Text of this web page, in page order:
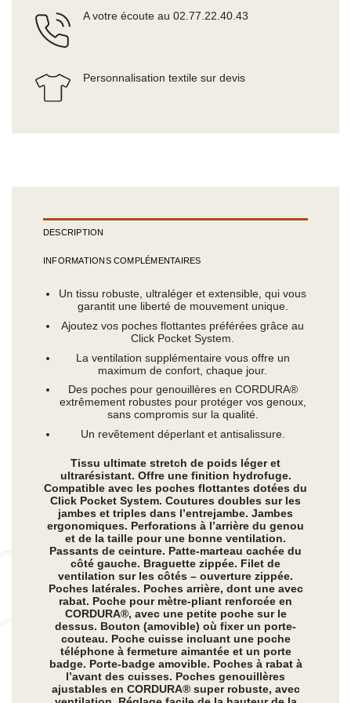
A votre écoute au 02.77.22.40.43
Personnalisation textile sur devis
DESCRIPTION
INFORMATIONS COMPLÉMENTAIRES
Un tissu robuste, ultraléger et extensible, qui vous
garantit une liberté de mouvement unique.
Ajoutez vos poches flottantes préférées grâce au
Click Pocket System.
La ventilation supplémentaire vous offre un
maximum de confort, chaque jour.
Des poches pour genouillères en CORDURA®
extrêmement robustes pour protéger vos genoux,
sans compromis sur la qualité.
Un revêtement déperlant et antisalissure.
Tissu ultimate stretch de poids léger et
ultrarésistant. Offre une finition hydrofuge.
Compatible avec les poches flottantes dotées du
Click Pocket System. Coutures doubles sur les
jambes et triples dans l’entrejambe. Jambes
ergonomiques. Perforations à l’arrière du genou
et de la taille pour une bonne ventilation.
Passants de ceinture. Patte-marteau cachée du
côté gauche. Braguette zippée. Filet de
ventilation sur les côtés – ouverture zippée.
Poches latérales. Poches arrière, dont une avec
rabat. Poche pour mètre-pliant renforcée en
CORDURA®, avec une petite poche sur le
dessus. Bouton (amovible) où fixer un porte-
couteau. Poche cuisse incluant une poche
téléphone à fermeture aimantée et un porte
badge. Porte-badge amovible. Poches à rabat à
l’avant des cuisses. Poches genouillères
ajustables en CORDURA® super robuste, avec